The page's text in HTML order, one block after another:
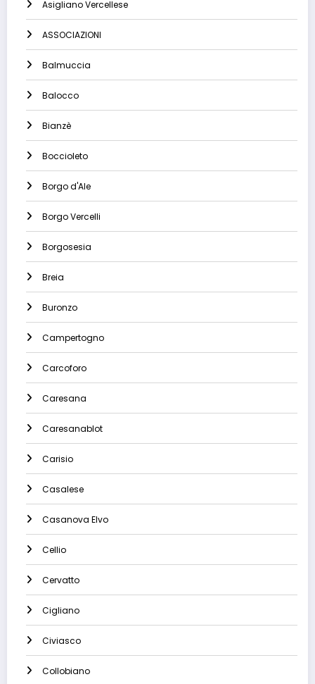
Asigliano Vercellese
ASSOCIAZIONI
Balmuccia
Balocco
Bianzè
Boccioleto
Borgo d'Ale
Borgo Vercelli
Borgosesia
Breia
Buronzo
Campertogno
Carcoforo
Caresana
Caresanablot
Carisio
Casalese
Casanova Elvo
Cellio
Cervatto
Cigliano
Civiasco
Collobiano